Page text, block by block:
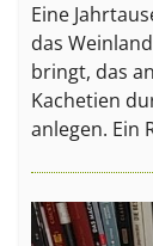
Eine
das
bringt, das
Kachetien
anlegen. Ein